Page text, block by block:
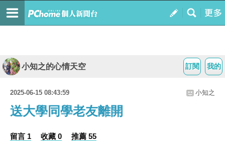
我的
訂閱
小知之的心情天空
2025-06-15 08:43:59 小知之
送大學同學老友離開
留言 1 收藏 0 推薦 55